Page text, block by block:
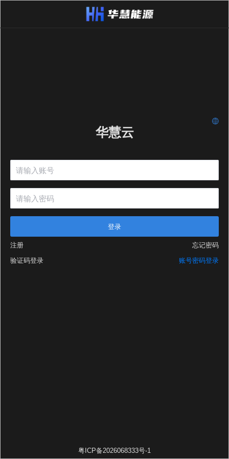
华慧云
登录
注册
忘记密码
验证码登录
账号密码登录
粤ICP备2026068333号-1